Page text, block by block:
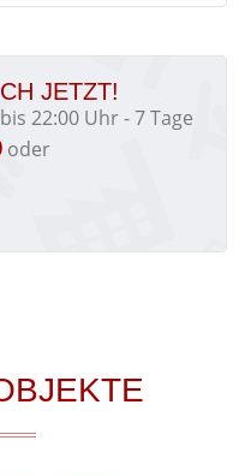
JETZT!
22:00 Uhr - 7 Tage
oder